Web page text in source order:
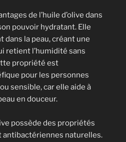
de l’huile d’olive dans
pouvoir hydratant. Elle
la peau, créant une
retient l’humidité sans
propriété est
pour les personnes
sensible, car elle aide à
en douceur.
possède des propriétés
naturelles.